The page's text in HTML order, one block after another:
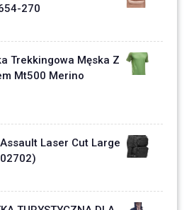
270
Trekkingowa Męska Z
Mt500 Merino
Laser Cut Large